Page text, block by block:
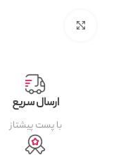
ارسال سریع
با پست پیشتاز